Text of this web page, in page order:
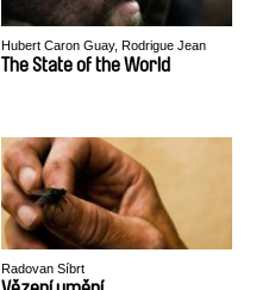
Hubert Caron Guay, Rodrigue Jean
The State of the World
Radovan Síbrt